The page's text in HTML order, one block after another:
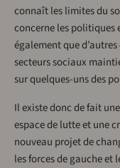
connaît les limites du
concerne les politiques
également que
secteurs sociaux
sur quelques-uns des
Il existe donc de fait
espace de lutte et une
nouveau projet de
les forces de gauche et